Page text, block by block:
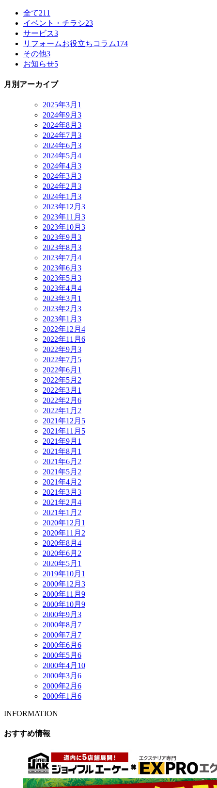
全て211
イベント・チラシ23
サービス3
リフォームお役立ちコラム174
その他3
お知らせ5
月別アーカイブ
2025年3月 1
2024年9月 3
2024年8月 3
2024年7月 3
2024年6月 3
2024年5月 4
2024年4月 3
2024年3月 3
2024年2月 3
2024年1月 3
2023年12月 3
2023年11月 3
2023年10月 3
2023年9月 3
2023年8月 3
2023年7月 4
2023年6月 3
2023年5月 3
2023年4月 4
2023年3月 1
2023年2月 3
2023年1月 3
2022年12月 4
2022年11月 6
2022年9月 3
2022年7月 5
2022年6月 1
2022年5月 2
2022年3月 1
2022年2月 6
2022年1月 2
2021年12月 5
2021年11月 5
2021年9月 1
2021年8月 1
2021年6月 2
2021年5月 2
2021年4月 2
2021年3月 3
2021年2月 4
2021年1月 2
2020年12月 1
2020年11月 2
2020年8月 4
2020年6月 2
2020年5月 1
2019年10月 1
2000年12月 3
2000年11月 9
2000年10月 9
2000年9月 3
2000年8月 7
2000年7月 7
2000年6月 6
2000年5月 6
2000年4月 10
2000年3月 6
2000年2月 6
2000年1月 6
INFORMATION
おすすめ情報